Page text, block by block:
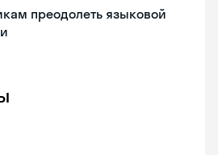
преодолеть языковой